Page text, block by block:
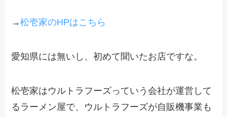
→松壱家のHPはこちら
愛知県には無いし、初めて聞いたお店ですな。
松壱家はウルトラフーズっていう会社が運営して
るラーメン屋で、ウルトラフーズが自販機事業も